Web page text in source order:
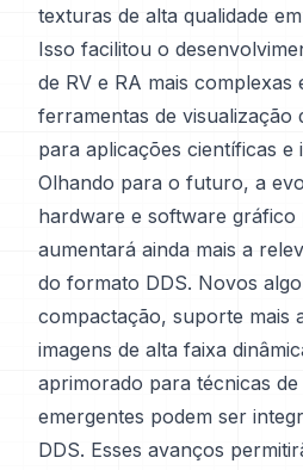
texturas de alta qualidade
Isso facilitou o
de RV e RA mais complexas
ferramentas de visualização
para aplicações científicas e
Olhando para o futuro, a
hardware e software gráfico
aumentará ainda mais a
do formato DDS. Novos
compactação, suporte mais
imagens de alta faixa
aprimorado para técnicas
emergentes podem ser
DDS. Esses avanços